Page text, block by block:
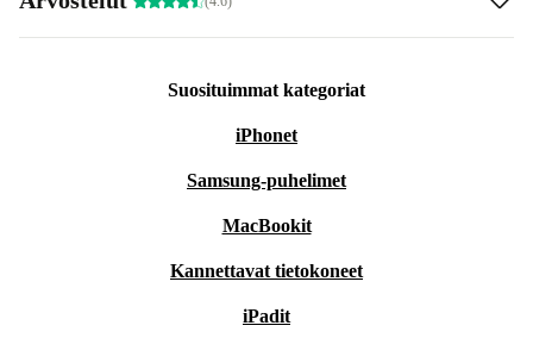
Suosituimmat kategoriat
iPhonet
Samsung-puhelimet
MacBookit
Kannettavat tietokoneet
iPadit